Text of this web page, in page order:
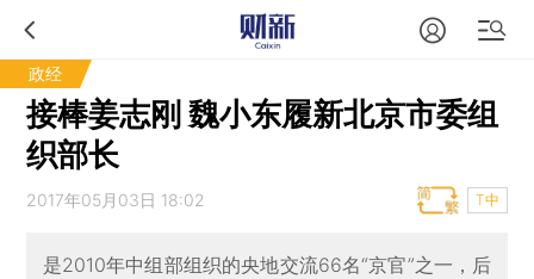
政经
接棒姜志刚 魏小东履新北京市委组
织部长
2017年05月03日 18:02 T中
是2010年中组部组织的央地交流66名“京官”之一，后